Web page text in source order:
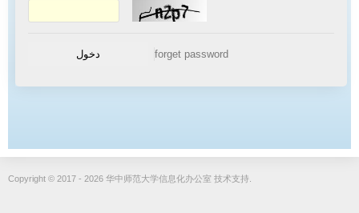
Copyright © 2017 - 2026 华中师范大学信息化办公室 技术支持.